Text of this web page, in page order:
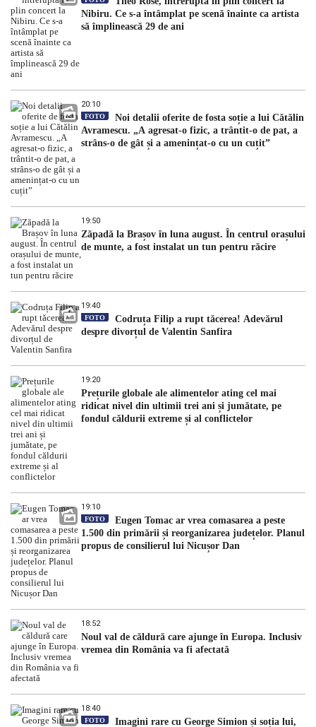
Nibiru. Ce s-a întâmplat pe scenă înainte ca artista
să împlinească 29 de ani
20:10
FOTO
Noi detalii oferite de fosta soție a lui Cătălin
Avramescu. „A agresat-o fizic, a trântit-o de pat, a
strâns-o de gât și a amenințat-o cu un cuțit”
19:50
Zăpadă la Brașov în luna august. În centrul orașului
de munte, a fost instalat un tun pentru răcire
19:40
FOTO
Codruța Filip a rupt tăcerea! Adevărul
despre divorțul de Valentin Sanfira
19:20
Prețurile globale ale alimentelor ating cel mai
ridicat nivel din ultimii trei ani și jumătate, pe
fondul căldurii extreme și al conflictelor
19:10
FOTO
Eugen Tomac ar vrea comasarea a peste
1.500 din primării și reorganizarea județelor. Planul
propus de consilierul lui Nicușor Dan
18:52
Noul val de căldură care ajunge în Europa. Inclusiv
vremea din România va fi afectată
18:40
FOTO Imagini rare cu George Simion și soția lui,